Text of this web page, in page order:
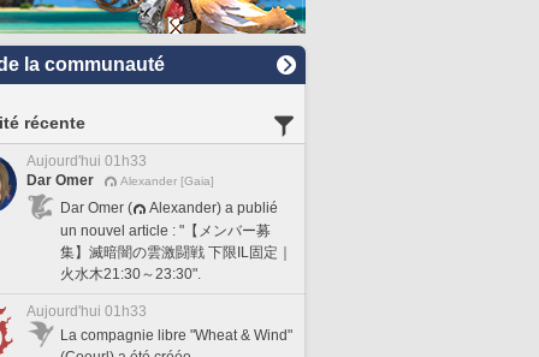
la communauté
récente
Aujourd'hui 01h33
Dar Omer
Alexander [Gaia]
Dar Omer (
Alexander) a publié
un nouvel article : "【メンバー募
集】滅暗闇の雲激闘戦 下限IL固定｜
火水木21:30～23:30".
Aujourd'hui 01h33
La compagnie libre "Wheat & Wind"